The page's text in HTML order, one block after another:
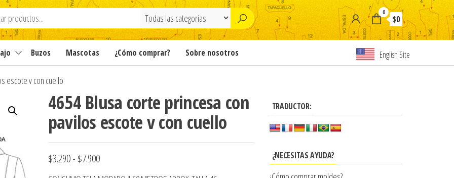
0
$0
Buzos Mascotas ¿Cómo comprar? Sobre nosotros English Site
escote v con cuello
4654 Blusa corte princesa con
pavilos escote v con cuello
$3.290- $7.900Rango
de
TRADUCTOR:
¿NECESITAS AYUDA?